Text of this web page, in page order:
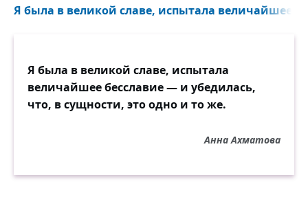
Я была в великой славе, испытала величайшее
Я была в великой славе, испытала
величайшее бесславие — и убедилась,
что, в сущности, это одно и то же.
Анна Ахматова